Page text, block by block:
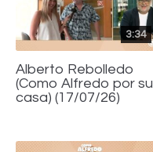
3:34
Alberto Rebolledo
(Como Alfredo por su
casa) (17/07/26)